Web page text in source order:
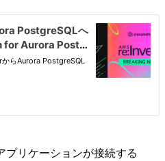
プリケーションが接続する